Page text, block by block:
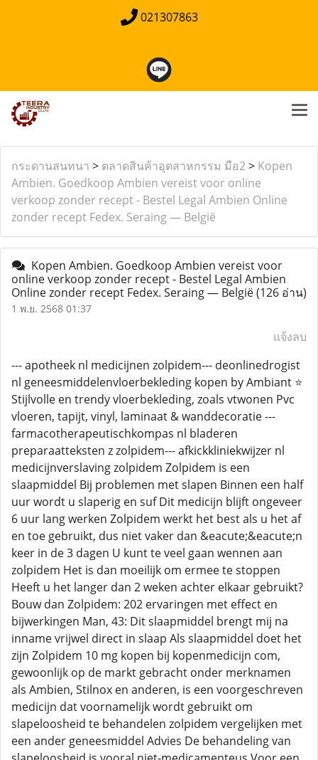
021307863
กระดานสนทนา > ตลาดสินค้าอุตสาหกรรม มือ2> Kopen
Ambien. Goedkoop Ambien vereist voor online
verkoop zonder recept - Bestel Legal Ambien Online
zonder recept Fedex. Seraing — België
Kopen Ambien. Goedkoop Ambien vereist voor
online verkoop zonder recept - Bestel Legal Ambien
Online zonder recept Fedex. Seraing — België(126 อ่าน)
1 พ.ย. 2568 01:37
แจ้งลบ
--- apotheek nl medicijnen zolpidem--- deonlinedrogist
nl geneesmiddelenvloerbekleding kopen by Ambiant ⭐
Stijlvolle en trendy vloerbekleding, zoals vtwonen Pvc
vloeren, tapijt, vinyl, laminaat & wanddecoratie ---
farmacotherapeutischkompas nl bladeren
preparaatteksten z zolpidem--- afkickkliniekwijzer nl
medicijnverslaving zolpidem Zolpidem is een
slaapmiddel Bij problemen met slapen Binnen een half
uur wordt u slaperig en suf Dit medicijn blijft ongeveer
6 uur lang werken Zolpidem werkt het best als u het af
en toe gebruikt, dus niet vaker dan &eacute;&eacute;n
keer in de 3 dagen U kunt te veel gaan wennen aan
zolpidem Het is dan moeilijk om ermee te stoppen
Heeft u het langer dan 2 weken achter elkaar gebruikt?
Bouw dan Zolpidem: 202 ervaringen met effect en
bijwerkingen Man, 43: Dit slaapmiddel brengt mij na
inname vrijwel direct in slaap Als slaapmiddel doet het
zijn Zolpidem 10 mg kopen bij kopenmedicijn com,
gewoonlijk op de markt gebracht onder merknamen
als Ambien, Stilnox en anderen, is een voorgeschreven
medicijn dat voornamelijk wordt gebruikt om
slapeloosheid te behandelen zolpidem vergelijken met
een ander geneesmiddel Advies De behandeling van